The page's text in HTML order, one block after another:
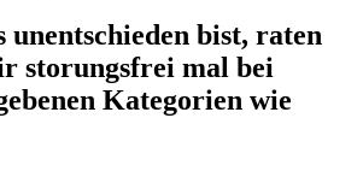
unentschieden bist, raten
storungsfrei mal bei
Kategorien wie